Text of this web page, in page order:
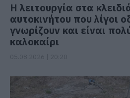
Η λειτουργία στα
αυτοκινήτου που λίγοι
γνωρίζουν και είναι
καλοκαίρι